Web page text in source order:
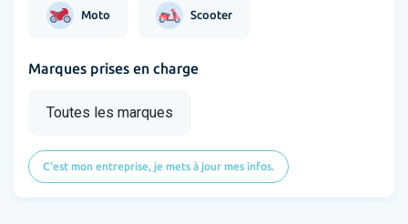
Moto Scooter
Marques prises en charge
Toutes les marques
C'est mon entreprise, je mets à jour mes infos.